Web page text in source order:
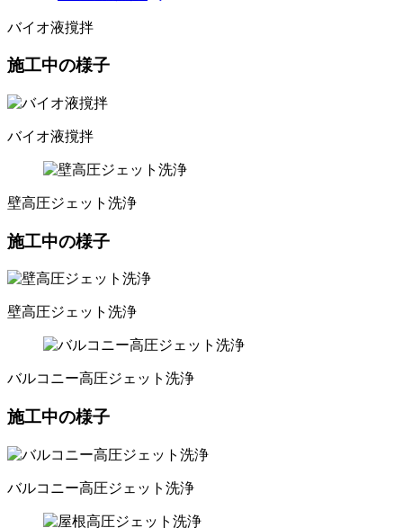
バイオ液撹拌
施工中の様子
バイオ液撹拌
壁高圧ジェット洗浄
施工中の様子
壁高圧ジェット洗浄
バルコニー高圧ジェット洗浄
施工中の様子
バルコニー高圧ジェット洗浄